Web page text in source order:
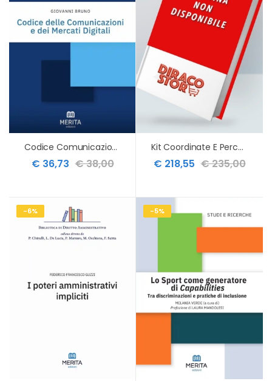
Codice Comunicazioni E Mercati Digitali
€ 36,73 € 38,00
Kit Coordinate E Percorsi 4 Vol.
€ 218,55 € 235,00
-6% -5%